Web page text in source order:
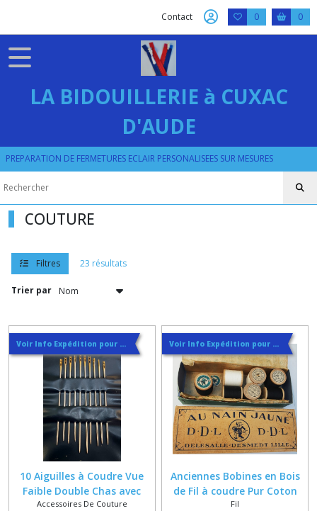
Contact 0 0
LA BIDOUILLERIE à CUXAC
D'AUDE
PREPARATION DE FERMETURES ECLAIR PERSONALISEES SUR MESURES
COUTURE
Filtres 23 résultats
Trier par
Voir Info Expédition pour Régler les Frais de Port au Meilleur Prix , En haut d'ecran à Droite
10 Aiguilles à Coudre Vue
Faible Double Chas avec
Passage du Fil sans Enfilage
Accessoires De Couture
Voir Info Expédition pour Régler les Frais de Port au Meilleur Prix , En haut d'ecran à Droite
Anciennes Bobines en Bois
de Fil à coudre Pur Coton
Blanc et Noir
Fil
FILTRES
Accessoires
de
(6)
FIL
(13)
(2)
ELASTIQUE
Afficher
résultats